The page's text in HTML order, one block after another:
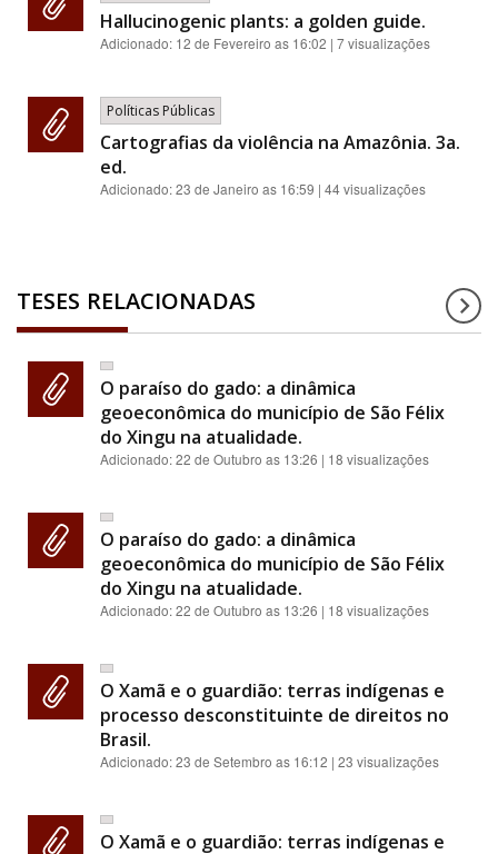
Hallucinogenic plants: a golden guide.
Adicionado: 12 de Fevereiro as 16:02 | 7 visualizações
Políticas Públicas
Cartografias da violência na Amazônia. 3a.
ed.
Adicionado:23 de Janeiro as 16:59 | 44 visualizações
TESES RELACIONADAS
O paraíso do gado: a dinâmica
geoeconômica do município de São Félix
do Xingu na atualidade.
Adicionado:22 de Outubro as 13:26 | 18 visualizações
O paraíso do gado: a dinâmica
geoeconômica do município de São Félix
do Xingu na atualidade.
Adicionado:22 de Outubro as 13:26 | 18 visualizações
O Xamã e o guardião: terras indígenas e
processo desconstituinte de direitos no
Brasil.
Adicionado:23 de Setembro as 16:12 | 23 visualizações
O Xamã e o guardião: terras indígenas e